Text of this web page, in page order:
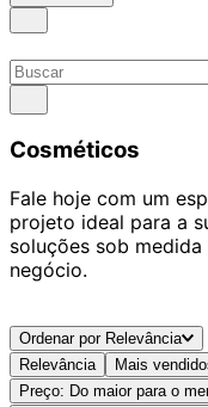
Cosméticos
Fale hoje com um
projeto ideal para a
soluções sob
negócio.
Ordenar por Relevância
Relevância
Mais
Preço: Do maior para o